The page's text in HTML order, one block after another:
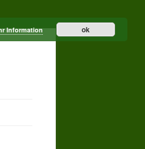
Information ok